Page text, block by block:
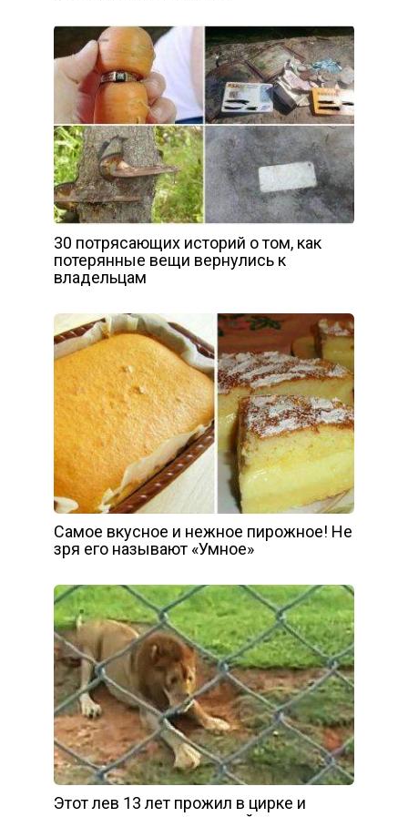
30 потрясающих историй о том, как
потерянные вещи вернулись к
владельцам
Самое вкусное и нежное пирожное! Не
зря его называют «Умное»
Этот лев 13 лет прожил в цирке и